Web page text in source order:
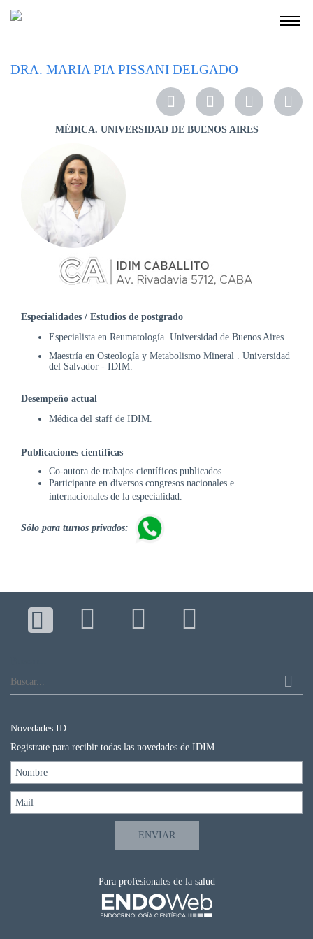
INSTRUCCIONES
PACIENTES
COBERTURAS
MÉDICAS
INVESTIGACIÓN
HORARIOS
DE
AUTOGESTIÓN
CENTRAL
|
5031-
TURNOS
RECETAS
ONLINE
DRA. MARIA PIA PISSANI DELGADO
MÉDICA. UNIVERSIDAD DE BUENOS AIRES
Especialidades / Estudios de postgrado
Especialista en Reumatología. Universidad de Buenos Aires.
Maestría en Osteología y Metabolismo Mineral
Universidad
del Salvador - IDIM.
Desempeño actual
Médica del staff de IDIM.
Publicaciones científicas
Co-autora de trabajos científicos publicados.
Participante en diversos congresos nacionales e
internacionales de la especialidad.
Sólo para turnos privados:
Para profesionales de la salud
Novedades ID
Registrate para recibir todas las novedades de IDIM